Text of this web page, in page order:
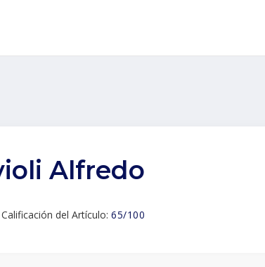
Alfredo
Calificación del Artículo: 65/100